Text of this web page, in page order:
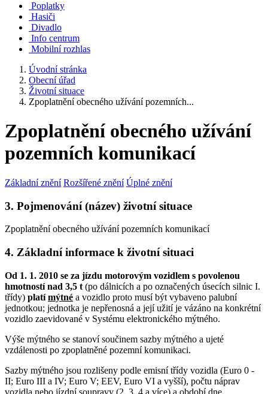
Poplatky
Hasiči
Divadlo
Info centrum
Mobilní rozhlas
Úvodní stránka
Obecní úřad
Životní situace
Zpoplatnění obecného užívání pozemních...
Zpoplatnění obecného užívání
pozemních komunikací
Základní znění Rozšířené znění Úplné znění
3. Pojmenování (název) životní situace
Zpoplatnění obecného užívání pozemních komunikací
4. Základní informace k životní situaci
Od 1. 1. 2010 se za jízdu motorovým vozidlem s povolenou
hmotností nad 3,5 t (po dálnicích a po označených úsecích silnic I.
třídy) platímýtné a vozidlo proto musí být vybaveno palubní
jednotkou; jednotka je nepřenosná a její užití je vázáno na konkrétní
vozidlo zaevidované v Systému elektronického mýtného.
Výše mýtného se stanoví součinem sazby mýtného a ujeté
vzdálenosti po zpoplatněné pozemní komunikaci.
Sazby mýtného jsou rozlišeny podle emisní třídy vozidla (Euro 0 -
II; Euro III a IV; Euro V; EEV, Euro VI a vyšší), počtu náprav
vozidla nebo jízdní soupravy (2, 3, 4 a více) a období dne.